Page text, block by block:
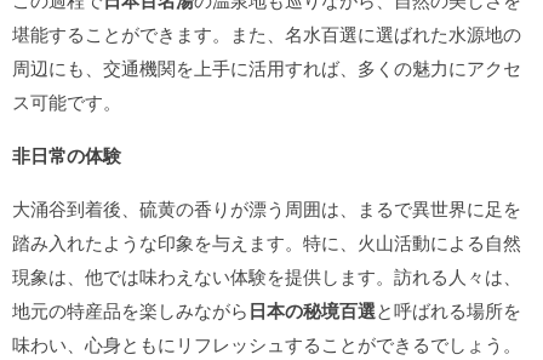
堪能することができます。また、名水百選に選ばれた水源地の
周辺にも、交通機関を上手に活用すれば、多くの魅力にアクセ
ス可能です。
非日常の体験
大涌谷到着後、硫黄の香りが漂う周囲は、まるで異世界に足を
踏み入れたような印象を与えます。特に、火山活動による自然
現象は、他では味わえない体験を提供します。訪れる人々は、
地元の特産品を楽しみながら日本の秘境百選と呼ばれる場所を
味わい、心身ともにリフレッシュすることができるでしょう。